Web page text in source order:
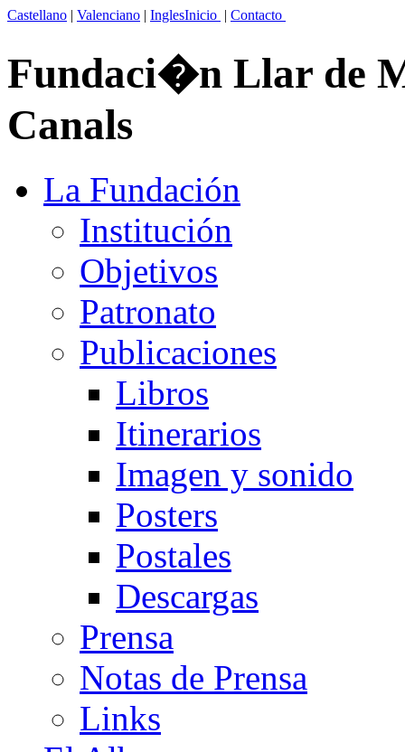
Castellano | Valenciano | InglesInicio | Contacto
Fundaci�n Llar de
Canals
La Fundación
Institución
Objetivos
Patronato
Publicaciones
Libros
Itinerarios
Imagen y sonido
Posters
Postales
Descargas
Prensa
Notas de Prensa
Links